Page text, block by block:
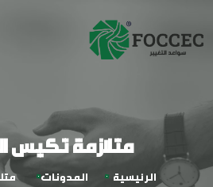
متلازمة تكيس
الرئيسية المدونات